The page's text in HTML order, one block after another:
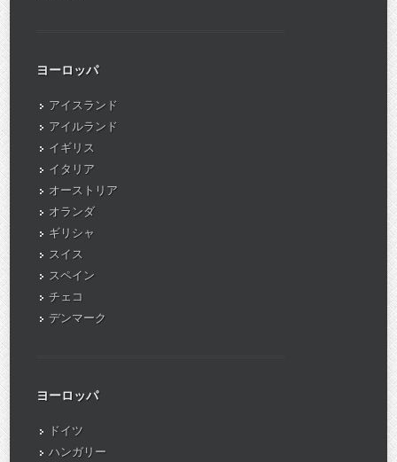
ヨーロッパ
アイスランド
アイルランド
イギリス
イタリア
オーストリア
オランダ
ギリシャ
スイス
スペイン
チェコ
デンマーク
ヨーロッパ
ドイツ
ハンガリー